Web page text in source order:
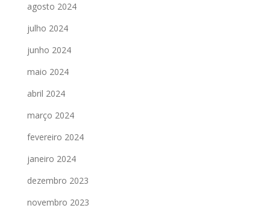
agosto 2024
julho 2024
junho 2024
maio 2024
abril 2024
março 2024
fevereiro 2024
janeiro 2024
dezembro 2023
novembro 2023